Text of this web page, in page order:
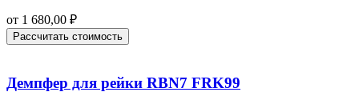
от 1 680,00 ₽
Рассчитать стоимость
Демпфер для рейки RBN7 FRK99